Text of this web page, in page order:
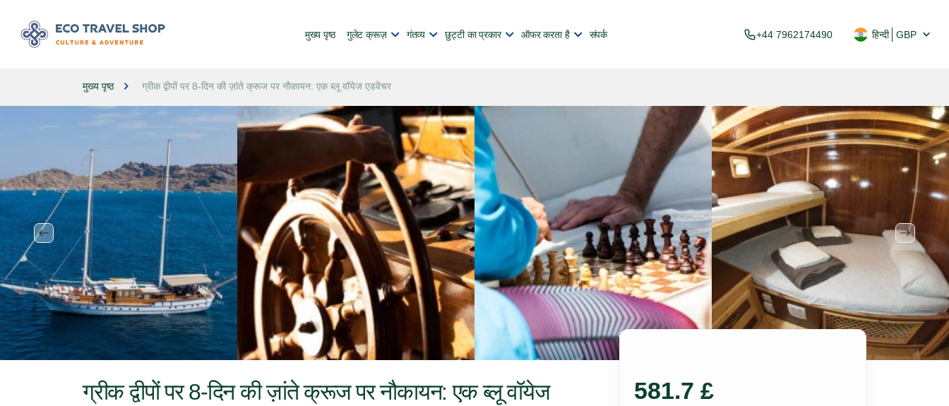
मुख्य पृष्ठ गुलेट क्रूज़ गंतव्य छुट्टी का प्रकार ऑफर करता है संपर्क +44 7962174490 हिन्दी GBP
मुख्य पृष्ठ ग्रीक द्वीपों पर 8-दिन की ज़ांते क्रूज पर नौकायन: एक ब्लू वॉयेज एडवेंचर
ग्रीक द्वीपों पर 8-दिन की ज़ांते क्रूज पर नौकायन: एक ब्लू वॉयेज
581.7 £